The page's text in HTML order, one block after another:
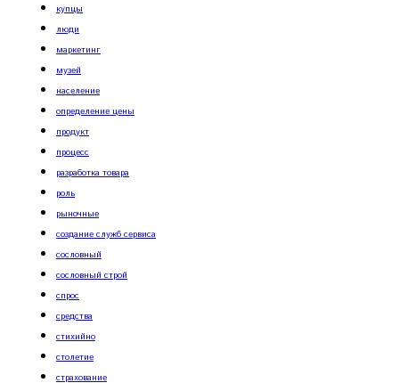
купцы
люди
маркетинг
музей
население
определение цены
продукт
процесс
разработка товара
роль
рыночные
создание служб сервиса
сословный
сословный строй
спрос
средства
стихийно
столетие
страхование